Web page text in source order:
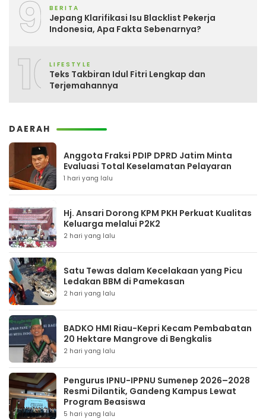
9 BERITA
Jepang Klarifikasi Isu Blacklist Pekerja
Indonesia, Apa Fakta Sebenarnya?
10LIFESTYLE
Teks Takbiran Idul Fitri Lengkap dan
Terjemahannya
DAERAH
Anggota Fraksi PDIP DPRD Jatim Minta
Evaluasi Total Keselamatan Pelayaran
1 hari yang lalu
Hj. Ansari Dorong KPM PKH Perkuat Kualitas
Keluarga melalui P2K2
2 hari yang lalu
Satu Tewas dalam Kecelakaan yang Picu
Ledakan BBM di Pamekasan
2 hari yang lalu
BADKO HMI Riau-Kepri Kecam Pembabatan
20 Hektare Mangrove di Bengkalis
2 hari yang lalu
Pengurus IPNU-IPPNU Sumenep 2026–2028
Resmi Dilantik, Gandeng Kampus Lewat
Program Beasiswa
5 hari yang lalu